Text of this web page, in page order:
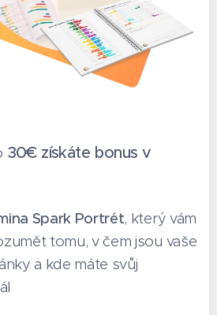
30€ získáte bonus v
Spark Portrét, který vám
tomu, v čem jsou vaše
a kde máte svůj